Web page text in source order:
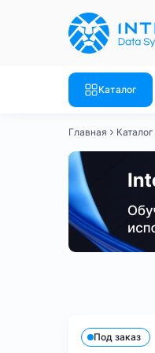
Каталог
ASIC майнеры
Главная Каталог
Под заказ